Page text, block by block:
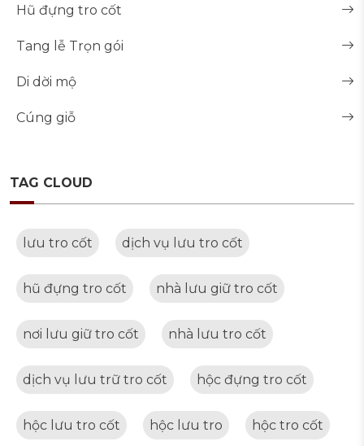
Hũ đựng tro cốt
Tang lễ Trọn gói
Di dời mộ
Cúng giỗ
TAG CLOUD
lưu tro cốt dịch vụ lưu tro cốt
hũ đựng tro cốt nhà lưu giữ tro cốt
nơi lưu giữ tro cốt nhà lưu tro cốt
dịch vụ lưu trữ tro cốt hộc đựng tro cốt
hộc lưu tro cốt hộc lưu tro hộc tro cốt